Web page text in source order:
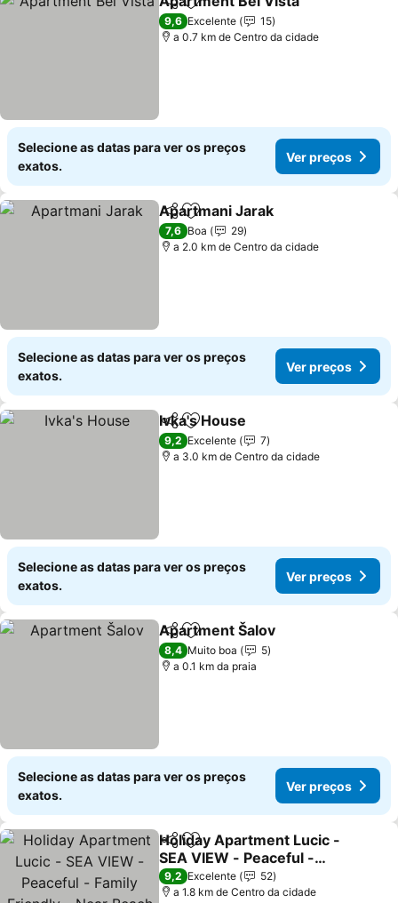
PartilharAdicionar aos favoritos
9,6 Excelente
15
a 0.7 km de Centro da cidade
Selecione as datas para ver os preços
exatos.
Ver preços
PartilharAdicionar aos favoritos
Apartmani Jarak
7,6 Boa
29
a 2.0 km de Centro da cidade
Selecione as datas para ver os preços
exatos.
Ver preços
PartilharAdicionar aos favoritos
Ivka's House
9,2 Excelente
7
a 3.0 km de Centro da cidade
Selecione as datas para ver os preços
exatos.
Ver preços
PartilharAdicionar aos favoritos
Apartment Šalov
8,4 Muito boa
5
a 0.1 km da praia
Selecione as datas para ver os preços
exatos.
Ver preços
PartilharAdicionar aos favoritos
Holiday Apartment Lucic -
SEA VIEW - Peaceful -
Family Friendly - Near
Beach
9,2 Excelente
52
a 1.8 km de Centro da cidade